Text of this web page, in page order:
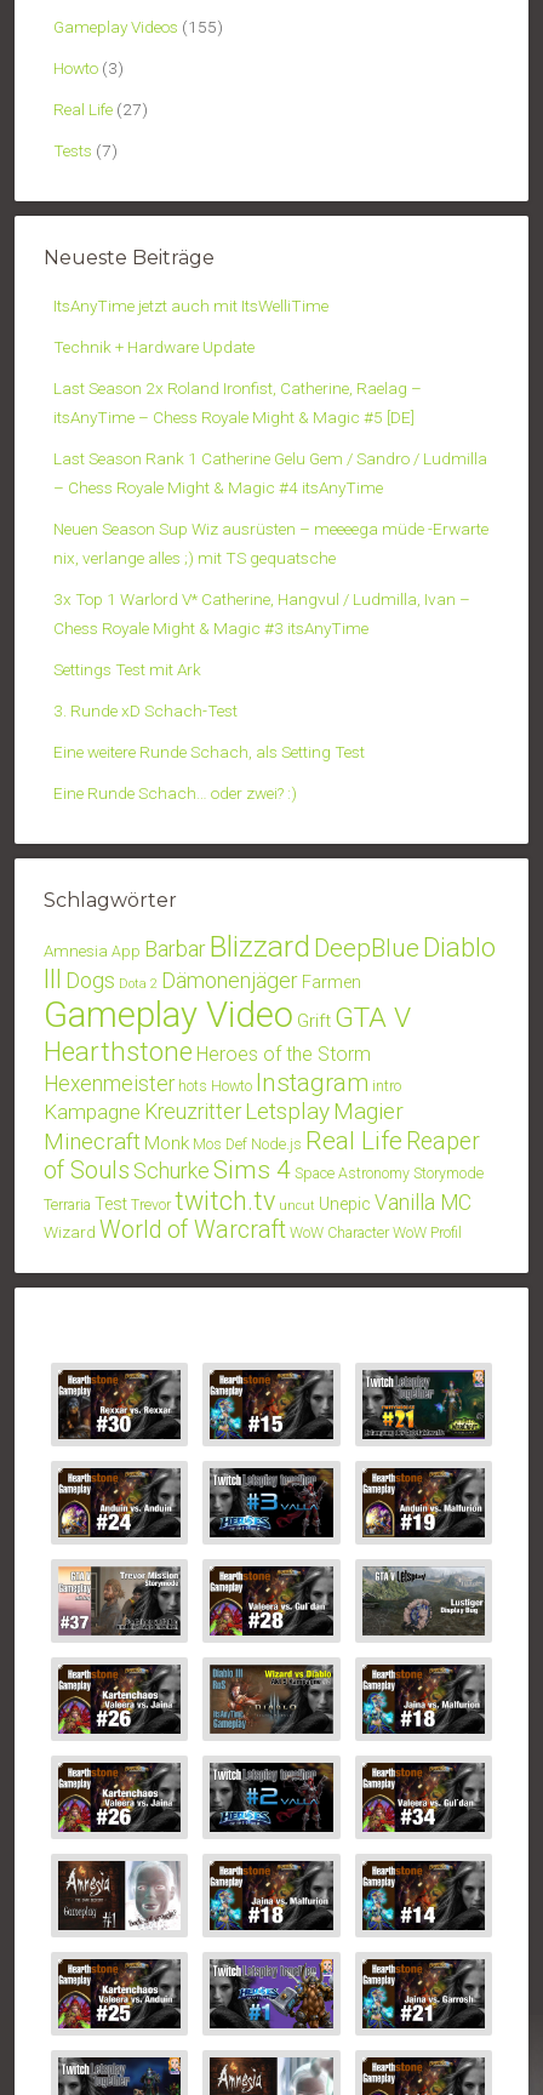
Gameplay Videos (155)
Howto (3)
Real Life (27)
Tests (7)
Neueste Beiträge
ItsAnyTime jetzt auch mit ItsWelliTime
Technik + Hardware Update
Last Season 2x Roland Ironfist, Catherine, Raelag –
itsAnyTime – Chess Royale Might & Magic #5 [DE]
Last Season Rank 1 Catherine Gelu Gem / Sandro / Ludmilla
– Chess Royale Might & Magic #4 itsAnyTime
Neuen Season Sup Wiz ausrüsten – meeeega müde -Erwarte
nix, verlange alles ;) mit TS gequatsche
3x Top 1 Warlord V* Catherine, Hangvul / Ludmilla, Ivan –
Chess Royale Might & Magic #3 itsAnyTime
Settings Test mit Ark
3. Runde xD Schach-Test
Eine weitere Runde Schach, als Setting Test
Eine Runde Schach… oder zwei? :)
Schlagwörter
Amnesia App BarbarBlizzard DeepBlue Diablo
III Dogs Dota 2 Dämonenjäger Farmen
Gameplay Video Grift GTA V
Hearthstone Heroes of the Storm
Hexenmeister hots Howto Instagram intro
Kampagne Kreuzritter LetsplayMagier
Minecraft Monk Mos Def Node.js Real Life Reaper
of Souls SchurkeSims 4 Space Astronomy Storymode
Terraria Test Trevor twitch.tv uncut Unepic Vanilla MC
Wizard World of Warcraft WoW Character WoW Profil